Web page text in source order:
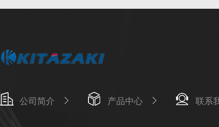
公司简介 产品中心 联系